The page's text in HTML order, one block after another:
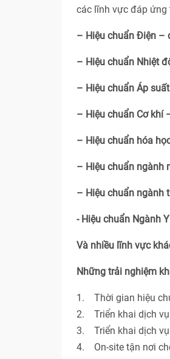
các lĩnh vực đáp ứng
– Hiệu chuẩn Điện –
– Hiệu chuẩn Nhiệt
– Hiệu chuẩn Áp suất
– Hiệu chuẩn Cơ khí
– Hiệu chuẩn hóa
– Hiệu chuẩn ngành
– Hiệu chuẩn ngành
- Hiệu chuẩn Ngành
Và nhiều lĩnh vực
Những trải nghiệm
1. Thời gian hiệu
2. Triển khai dịch vụ
3. Triển khai dịch vụ
4. On-site tận nơi